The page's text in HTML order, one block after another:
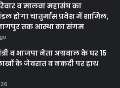
व मालवा महासंघ का
होगा चातुर्मास प्रवेश में शामिल,
तक आस्था का संगम
व भाजपा नेता अग्रवाल के घर 15
के जेवरात व नकदी पर हाथ